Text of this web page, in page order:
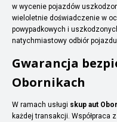
w wycenie pojazdów
wieloletnie doświadczenie w
powypadkowych i
natychmiastowy odbiór
Gwarancja
Obornikach
W ramach usługi skup aut
każdej transakcji. Współpraca